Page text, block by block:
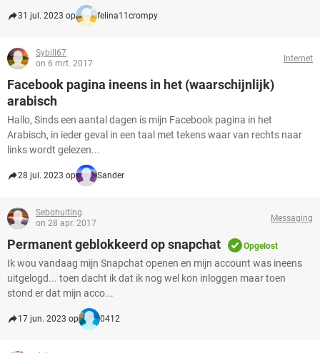
31 jul. 2023 op felina11crompy
Sybill67
on 6 mrt. 2017
Internet
Facebook pagina ineens in het (waarschijnlijk)
arabisch
Hallo, Sinds een aantal dagen is mijn Facebook pagina in het
Arabisch, in ieder geval in een taal met tekens waar van rechts naar
links wordt gelezen...
28 jul. 2023 op Sander
Sebohuiting
on 28 apr. 2017
Messaging
Permanent geblokkeerd op snapchat Opgelost
Ik wou vandaag mijn Snapchat openen en mijn account was ineens
uitgelogd... toen dacht ik dat ik nog wel kon inloggen maar toen
stond er dat mijn acco...
17 jun. 2023 op 0412